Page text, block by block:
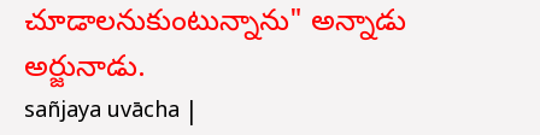
చూడాలనుకుంటున్నాను" అన్నాడు
అర్జునాడు.
sañjaya uvācha |